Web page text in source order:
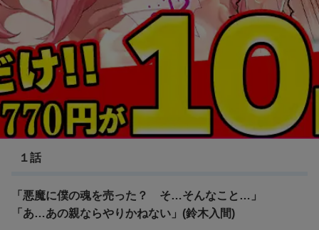
魔入りました！入間くん
１話
「悪魔に僕の魂を売った？ そ…そんなこと…」
「あ…あの親ならやりかねない」(鈴木入間)